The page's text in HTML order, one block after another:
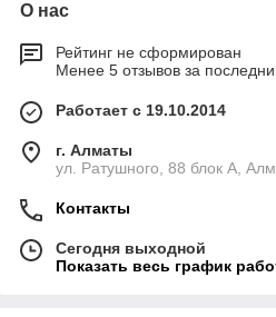
О нас
Рейтинг не сформирован
Менее 5 отзывов за
Работает с 19.10.2014
г. Алматы
ул. Ратушного, 88 блок A,
Контакты
Сегодня выходной
Показать весь график